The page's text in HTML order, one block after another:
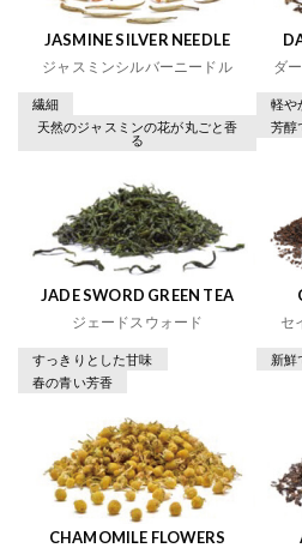
JASMINE SILVER NEEDLE
ジャスミンシルバーニードル
繊細
天然のジャスミンの花が丸ごと香
る
ダ
軽や
芳醇
JADE SWORD GREEN TEA
ジェードスウォード
すっきりとした甘味
春の青い芳香
セ
新鮮
CHAMOMILE FLOWERS